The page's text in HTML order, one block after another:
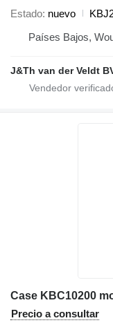
Estado nuevo
Países Bajos,
J&Th van der Veldt
Precio a consultar